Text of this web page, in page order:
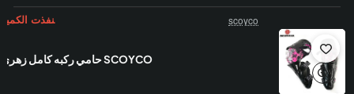
scoyco
SCOYCO حامي ركبه كامل زهري